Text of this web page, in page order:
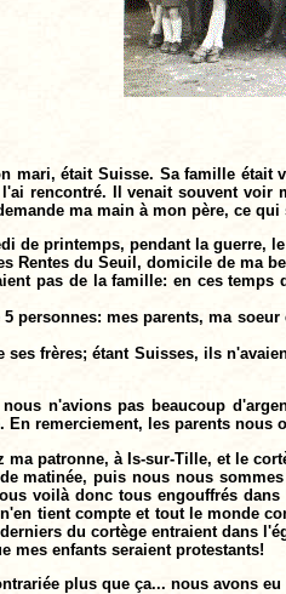
mari, était Suisse. Sa famille était
rencontré. Il venait souvent
ma main à mon père, ce
de printemps, pendant la guerre,
Rentes du Seuil, domicile de ma
pas de la famille: en ces
personnes: mes parents, ma
ses frères; étant Suisses, ils
n'avions pas beaucoup
En remerciement, les parents
ma patronne, à Is-sur-Tille, et le
matinée, puis nous nous
voilà donc tous engouffrés
tient compte et tout le monde
du cortège entraient dans
mes enfants seraient protestants!
plus que ça... nous avons